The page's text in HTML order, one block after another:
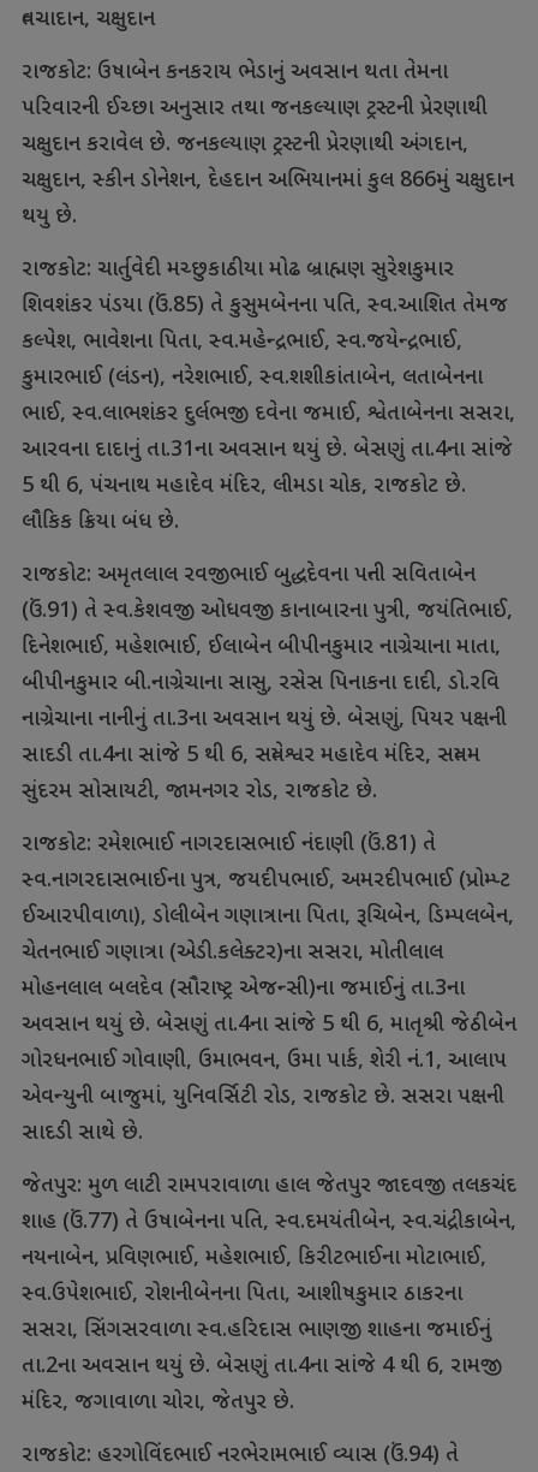
ત્વચાદાન, ચક્ષુદાન
રાજકોટ: ઉષાબેન કનકરાય ભેડાનું અવસાન થતા તેમના
પરિવારની ઈચ્છા અનુસાર તથા જનકલ્યાણ ટ્રસ્ટની પ્રેરણાથી
ચક્ષુદાન કરાવેલ છે. જનકલ્યાણ ટ્રસ્ટની પ્રેરણાથી અંગદાન,
ચક્ષુદાન, સ્કીન ડોનેશન, દેહદાન અભિયાનમાં કુલ 866મું ચક્ષુદાન
થયુ છે.
રાજકોટ: ચાર્તુવેદી મચ્છુકાઠીયા મોઢ બ્રાહ્મણ સુરેશકુમાર
શિવશંકર પંડયા (ઉં.85) તે કુસુમબેનના પતિ, સ્વ.આશિત તેમજ
કલ્પેશ, ભાવેશના પિતા, સ્વ.મહેન્દ્રભાઈ, સ્વ.જયેન્દ્રભાઈ,
કુમારભાઈ (લંડન), નરેશભાઈ, સ્વ.શશીકાંતાબેન, લતાબેનના
ભાઈ, સ્વ.લાભશંકર દુર્લભજી દવેના જમાઈ, શ્વેતાબેનના સસરા,
આરવના દાદાનું તા.31ના અવસાન થયું છે. બેસણું તા.4ના સાંજે
5 થી 6, પંચનાથ મહાદેવ મંદિર, લીમડા ચોક, રાજકોટ છે.
લૌકિક ક્રિયા બંધ છે.
રાજકોટ: અમૃતલાલ રવજીભાઈ બુદ્ધદેવના પત્ની સવિતાબેન
(ઉં.91) તે સ્વ.કેશવજી ઓધવજી કાનાબારના પુત્રી, જયંતિભાઈ,
દિનેશભાઈ, મહેશભાઈ, ઈલાબેન બીપીનકુમાર નાગ્રેચાના માતા,
બીપીનકુમાર બી.નાગ્રેચાના સાસુ, રસેસ પિનાકના દાદી, ડો.રવિ
નાગ્રેચાના નાનીનું તા.3ના અવસાન થયું છે. બેસણું, પિયર પક્ષની
સાદડી તા.4ના સાંજે 5 થી 6, સત્યેશ્વર મહાદેવ મંદિર, સત્યમ
સુંદરમ સોસાયટી, જામનગર રોડ, રાજકોટ છે.
રાજકોટ: રમેશભાઈ નાગરદાસભાઈ નંદાણી (ઉં.81) તે
સ્વ.નાગરદાસભાઈના પુત્ર, જયદીપભાઈ, અમરદીપભાઈ (પ્રોમ્પ્ટ
ઈઆરપીવાળા), ડોલીબેન ગણાત્રાના પિતા, રૂચિબેન, ડિમ્પલબેન,
ચેતનભાઈ ગણાત્રા (એડી.કલેક્ટર)ના સસરા, મોતીલાલ
મોહનલાલ બલદેવ (સૌરાષ્ટ્ર એજન્સી)ના જમાઈનું તા.3ના
અવસાન થયું છે. બેસણું તા.4ના સાંજે 5 થી 6, માતૃશ્રી જેઠીબેન
ગોરધનભાઈ ગોવાણી, ઉમાભવન, ઉમા પાર્ક, શેરી નં.1, આલાપ
એવન્યુની બાજુમાં, યુનિવર્સિટી રોડ, રાજકોટ છે. સસરા પક્ષની
સાદડી સાથે છે.
જેતપુર: મુળ લાટી રામપરાવાળા હાલ જેતપુર જાદવજી તલકચંદ
શાહ (ઉં.77) તે ઉષાબેનના પતિ, સ્વ.દમયંતીબેન, સ્વ.ચંદ્રીકાબેન,
નયનાબેન, પ્રવિણભાઈ, મહેશભાઈ, કિરીટભાઈના મોટાભાઈ,
સ્વ.ઉપેશભાઈ, રોશનીબેનના પિતા, આશીષકુમાર ઠાકરના
સસરા, સિંગસરવાળા સ્વ.હરિદાસ ભાણજી શાહના જમાઈનું
તા.2ના અવસાન થયું છે. બેસણું તા.4ના સાંજે 4 થી 6, રામજી
મંદિર, જગાવાળા ચોરા, જેતપુર છે.
રાજકોટ: હરગોવિંદભાઈ નરભેરામભાઈ વ્યાસ (ઉં.94) તે